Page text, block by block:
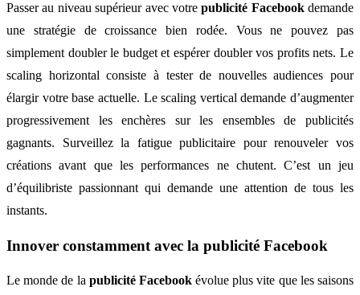
Passer au niveau supérieur avec votrepublicité Facebookdemande
une stratégie de croissance bien rodée. Vous ne pouvez pas
simplement doubler le budget et espérer doubler vos profits nets. Le
scaling horizontal consiste à tester de nouvelles audiences pour
élargir votre base actuelle. Le scaling vertical demande d’augmenter
progressivement les enchères sur les ensembles de publicités
gagnants. Surveillez la fatigue publicitaire pour renouveler vos
créations avant que les performances ne chutent. C’est un jeu
d’équilibriste passionnant qui demande une attention de tous les
instants.
Innover constamment avec la publicité Facebook
Le monde de la publicité Facebookévolue plus vite que les saisons